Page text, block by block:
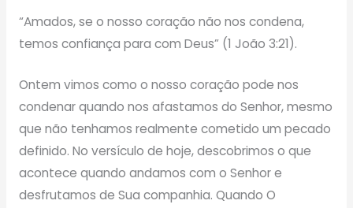
“Amados, se o nosso coração não nos condena,
temos confiança para com Deus” (1 João 3:21).
Ontem vimos como o nosso coração pode nos
condenar quando nos afastamos do Senhor, mesmo
que não tenhamos realmente cometido um pecado
definido. No versículo de hoje, descobrimos o que
acontece quando andamos com o Senhor e
desfrutamos de Sua companhia. Quando O